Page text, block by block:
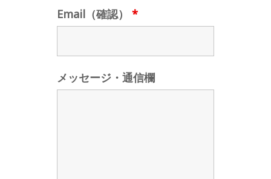
Email（確認） *
メッセージ・通信欄